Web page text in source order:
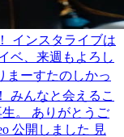
インスタライブは
ベ、来週もよろし
まーすたのしかっ
みんなと会えるこ
。 ありがとうご
公開しました 見